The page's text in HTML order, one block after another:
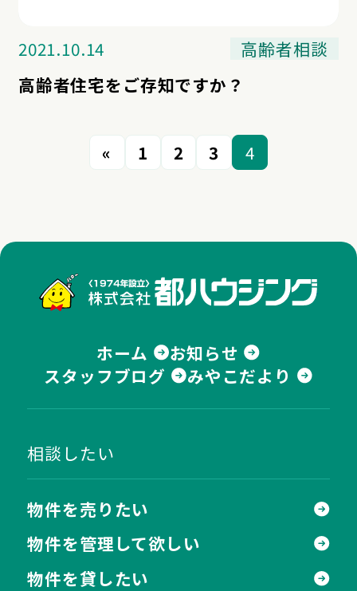
2021.10.14
高齢者相談
高齢者住宅をご存知ですか？
« 1 2 3 4
ホーム
お知らせ
スタッフブログ
みやこだより
相談したい
物件を売りたい
物件を管理して欲しい
物件を貸したい